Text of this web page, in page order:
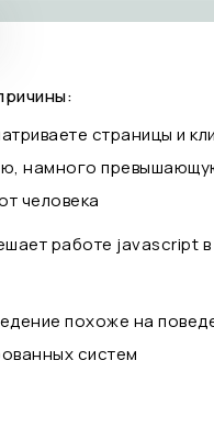
страницы и
намного
человека
работе javascript
похоже на
систем